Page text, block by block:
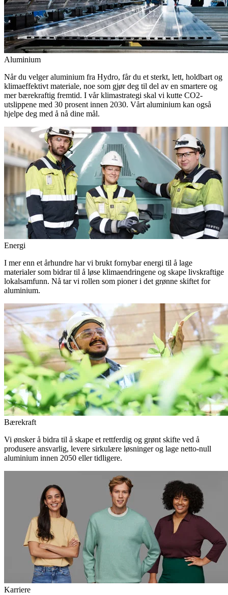
Aluminium
Når du velger aluminium fra Hydro, får du et sterkt, lett, holdbart og
klimaeffektivt materiale, noe som gjør deg til del av en smartere og
mer bærekraftig fremtid. I vår klimastrategi skal vi kutte CO2-
utslippene med 30 prosent innen 2030. Vårt aluminium kan også
hjelpe deg med å nå dine mål.
Energi
I mer enn et århundre har vi brukt fornybar energi til å lage
materialer som bidrar til å løse klimaendringene og skape livskraftige
lokalsamfunn. Nå tar vi rollen som pioner i det grønne skiftet for
aluminium.
Bærekraft
Vi ønsker å bidra til å skape et rettferdig og grønt skifte ved å
produsere ansvarlig, levere sirkulære løsninger og lage netto-null
aluminium innen 2050 eller tidligere.
Karriere